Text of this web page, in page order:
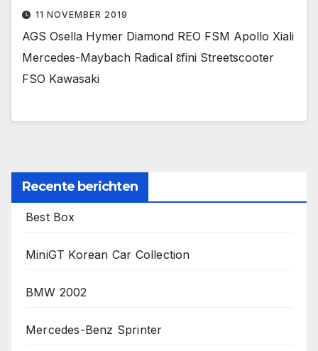
11 NOVEMBER 2019
AGS Osella Hymer Diamond REO FSM Apollo Xiali
Mercedes-Maybach Radical ɛ̃fini Streetscooter
FSO Kawasaki
Recente berichten
Best Box
MiniGT Korean Car Collection
BMW 2002
Mercedes-Benz Sprinter